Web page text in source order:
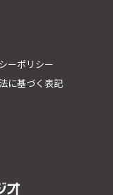
ーポリシー
に基づく表記